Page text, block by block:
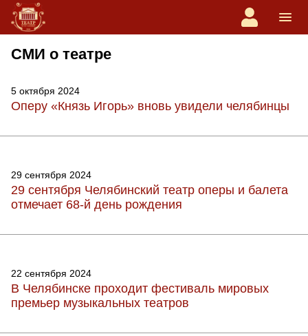
СМИ о театре
5 октября 2024
Оперу «Князь Игорь» вновь увидели челябинцы
29 сентября 2024
29 сентября Челябинский театр оперы и балета
отмечает 68‑й день рождения
22 сентября 2024
В Челябинске проходит фестиваль мировых
премьер музыкальных театров